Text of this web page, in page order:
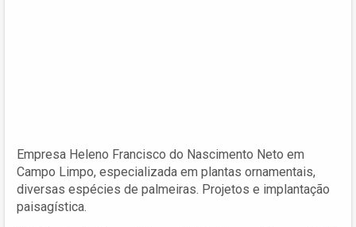
Empresa Heleno Francisco do Nascimento Neto em
Campo Limpo, especializada em plantas ornamentais,
diversas espécies de palmeiras. Projetos e implantação
paisagística.